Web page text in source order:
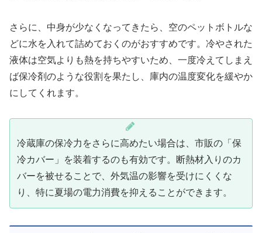
さらに、中身が少なくなってきたら、空のペットボトルな
どに水を入れて詰めておくのがおすすめです。冷やされた
液体は空気よりも熱を持ちやすいため、一度冷えてしまえ
ば保冷剤のような役割を果たし、庫内の温度変化を緩やか
にしてくれます。
冷蔵庫の保冷力をさらに高めたい場合は、市販の「保
冷カバー」を装着するのも有効です。断熱材入りのカ
バーを被せることで、外気温の影響を受けにくくな
り、特に夏場の電力消費を抑えることができます。